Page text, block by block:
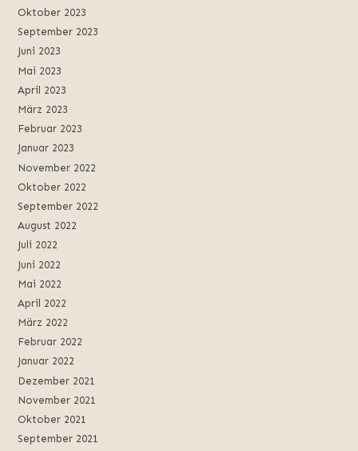
Oktober 2023
September 2023
Juni 2023
Mai 2023
April 2023
März 2023
Februar 2023
Januar 2023
November 2022
Oktober 2022
September 2022
August 2022
Juli 2022
Juni 2022
Mai 2022
April 2022
März 2022
Februar 2022
Januar 2022
Dezember 2021
November 2021
Oktober 2021
September 2021